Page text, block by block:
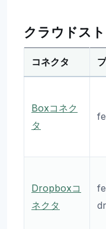
クラウドス
コネクタ
Boxコネク
タ
Dropboxコ
ネクタ